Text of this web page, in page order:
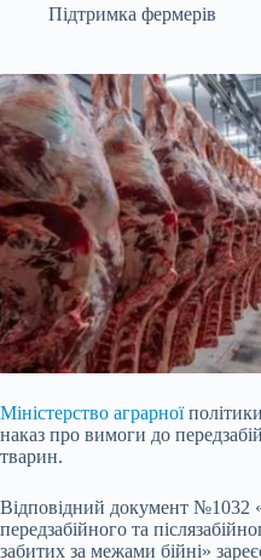
Підтримка фермерів
Міністерство аграрної
наказ про вимоги до
тварин.
Відповідний документ №1032
передзабійного та
забитих за межами бійні»